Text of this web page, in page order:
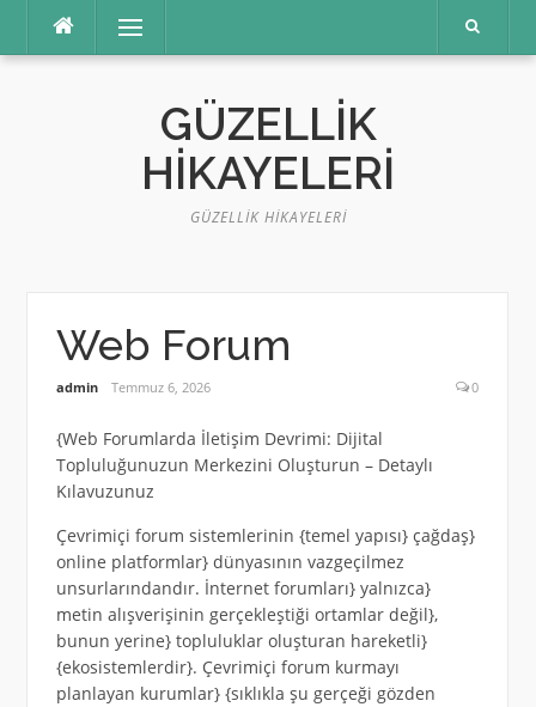
Menü
GÜZELLIK
HIKAYELERI
GÜZELLIK HIKAYELERI
Web Forum
admin Temmuz 6, 2026 0
{Web Forumlarda İletişim Devrimi: Dijital
Topluluğunuzun Merkezini Oluşturun – Detaylı
Kılavuzunuz
Çevrimiçi forum sistemlerinin {temel yapısı} çağdaş}
online platformlar} dünyasının vazgeçilmez
unsurlarındandır. İnternet forumları} yalnızca}
metin alışverişinin gerçekleştiği ortamlar değil},
bunun yerine} topluluklar oluşturan hareketli}
{ekosistemlerdir}. Çevrimiçi forum kurmayı
planlayan kurumlar} {sıklıkla şu gerçeği gözden